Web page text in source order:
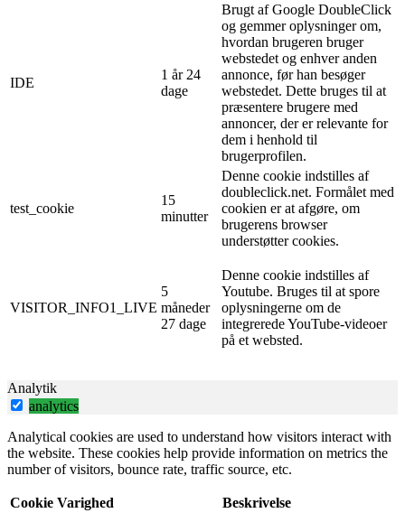
IDE
1 år 24
dage
Brugt af Google DoubleClick
og gemmer oplysninger om,
hvordan brugeren bruger
webstedet og enhver anden
annonce, før han besøger
webstedet. Dette bruges til at
præsentere brugere med
annoncer, der er relevante for
dem i henhold til
brugerprofilen.
test_cookie
15
minutter
Denne cookie indstilles af
doubleclick.net. Formålet med
cookien er at afgøre, om
brugerens browser
understøtter cookies.
VISITOR_INFO1_LIVE
5
måneder
27 dage
Denne cookie indstilles af
Youtube. Bruges til at spore
oplysningerne om de
integrerede YouTube-videoer
på et websted.
Analytik
analytics
Analytical cookies are used to understand how visitors interact with
the website. These cookies help provide information on metrics the
number of visitors, bounce rate, traffic source, etc.
Cookie Varighed Beskrivelse